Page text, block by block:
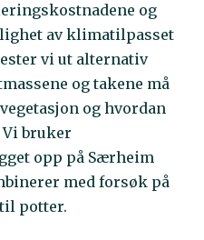
og
av klimatilpasset
vi ut alternativ
og takene må
og hvordan
bruker
opp på Særheim
med forsøk på
potter.